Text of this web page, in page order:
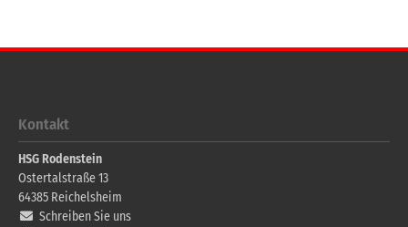
Kontakt
HSG Rodenstein
Ostertalstraße 13
64385 Reichelsheim
Schreiben Sie uns